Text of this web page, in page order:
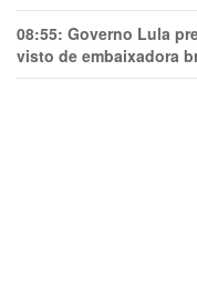
08:55: Governo Lula
visto de embaixadora